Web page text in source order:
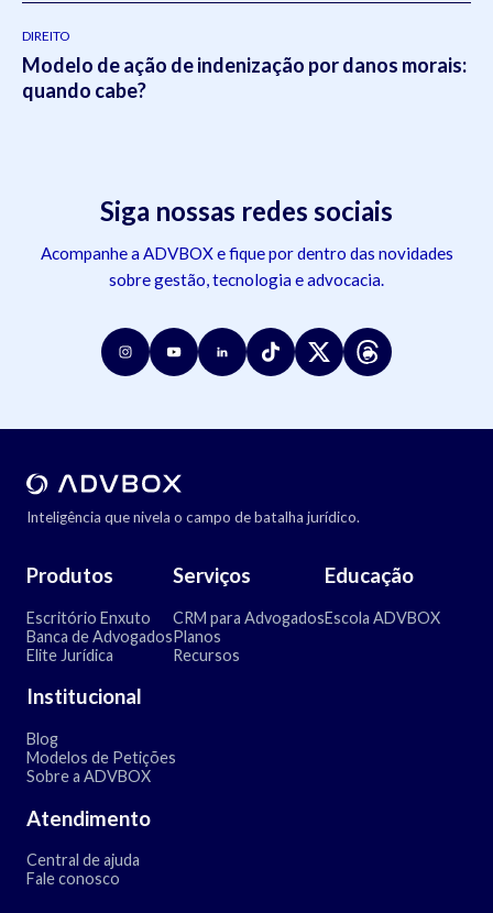
DIREITO
Modelo de ação de indenização por danos morais:
quando cabe?
Siga nossas redes sociais
Acompanhe a ADVBOX e fique por dentro das novidades
sobre gestão, tecnologia e advocacia.
Inteligência que nivela o campo de batalha jurídico.
Produtos
Escritório Enxuto
Banca de Advogados
Elite Jurídica
Serviços
CRM para Advogados
Planos
Recursos
Educação
Escola ADVBOX
Institucional
Blog
Modelos de Petições
Sobre a ADVBOX
Atendimento
Central de ajuda
Fale conosco